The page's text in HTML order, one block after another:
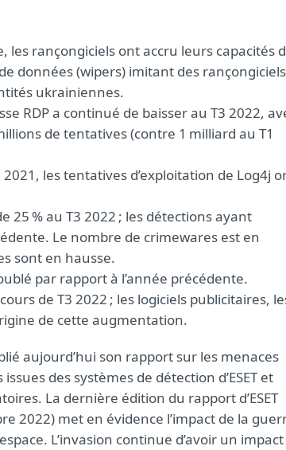
les rançongiciels ont accru leurs capacités
données (wipers) imitant des rançongiciels
ukrainiennes.
RDP a continué de baisser au T3 2022,
de tentatives (contre 1 milliard au T1
les tentatives d’exploitation de Log4j
25 % au T3 2022 ; les détections ayant
Le nombre de crimewares est en
sont en hausse.
par rapport à l’année précédente.
de T3 2022 ; les logiciels publicitaires,
de cette augmentation.
aujourd’hui son rapport sur les menaces
des systèmes de détection d’ESET et
La dernière édition du rapport d’ESET
2022) met en évidence l’impact de la
L’invasion continue d’avoir un impact